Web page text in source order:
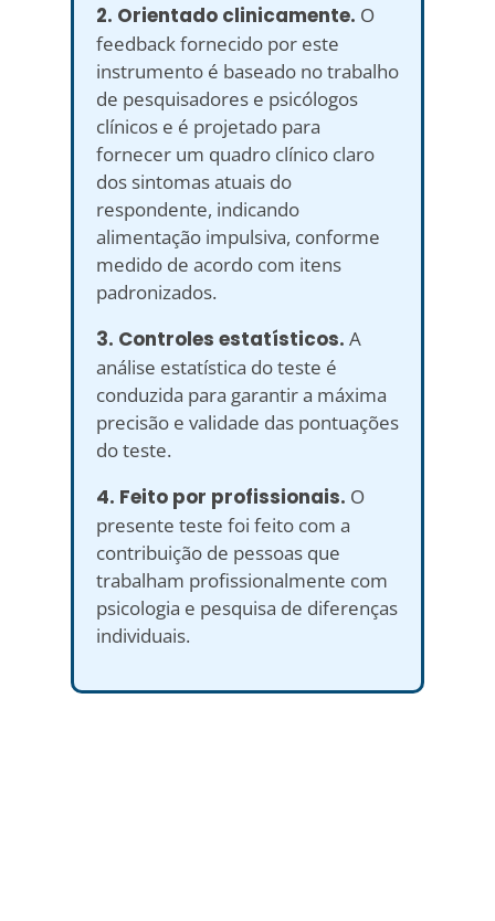
2. Orientado clinicamente. O
feedback fornecido por este
instrumento é baseado no trabalho
de pesquisadores e psicólogos
clínicos e é projetado para
fornecer um quadro clínico claro
dos sintomas atuais do
respondente, indicando
alimentação impulsiva, conforme
medido de acordo com itens
padronizados.
3. Controles estatísticos. A
análise estatística do teste é
conduzida para garantir a máxima
precisão e validade das pontuações
do teste.
4. Feito por profissionais. O
presente teste foi feito com a
contribuição de pessoas que
trabalham profissionalmente com
psicologia e pesquisa de diferenças
individuais.